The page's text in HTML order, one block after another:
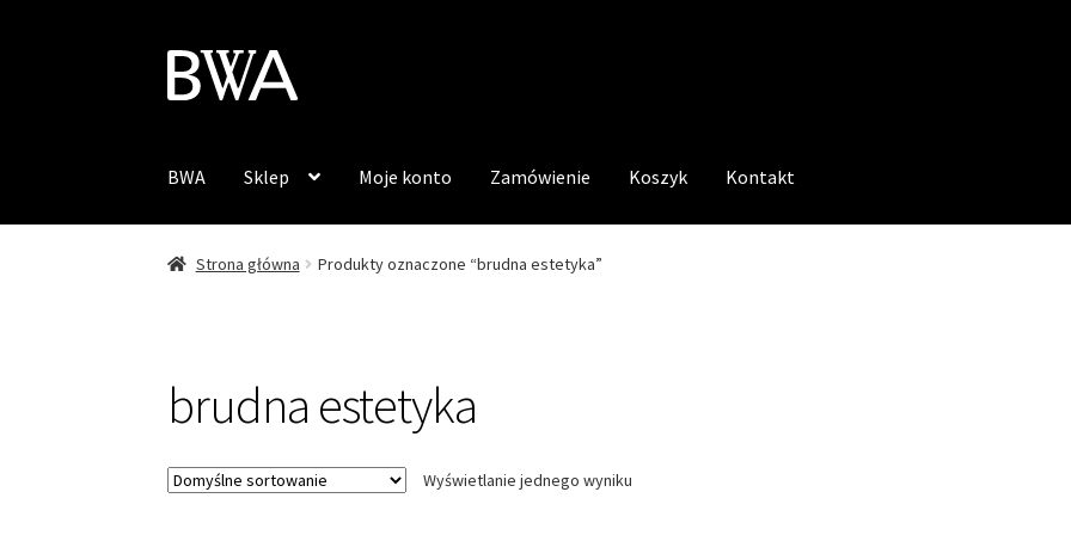
Przejdź
do
Przejdź
do
BWA Sklep Moje konto Zamówienie Koszyk Kontakt
Strona główna Produkty oznaczone “brudna estetyka”
brudna estetyka
Wyświetlanie jednego wyniku